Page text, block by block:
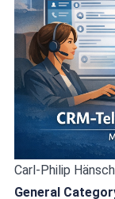
Carl-Philip Hänsch
General